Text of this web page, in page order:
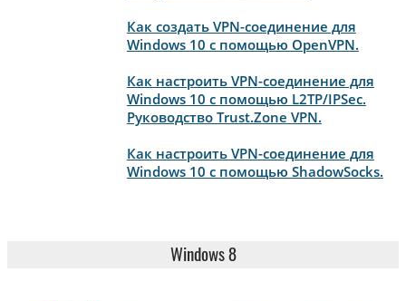
Как создать VPN-соединение для
Windows 10 с помощью OpenVPN.
Как настроить VPN-соединение для
Windows 10 с помощью L2TP/IPSec.
Руководство Trust.Zone VPN.
Как настроить VPN-соединение для
Windows 10 с помощью ShadowSocks.
Windows 8